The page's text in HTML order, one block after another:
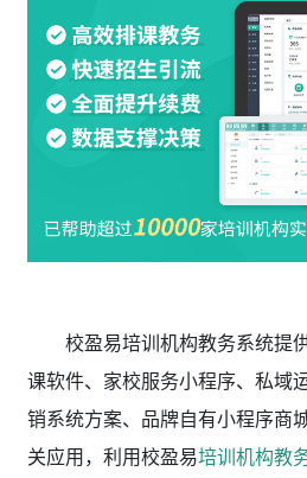
校盈易培训机构教务系统提
课软件、家校服务小程序、私域
销系统方案、品牌自有小程序商
关应用，利用校盈易培训机构教